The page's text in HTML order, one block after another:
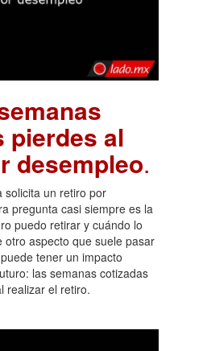
pierdes al
desempleo.
solicita un retiro por
pregunta casi siempre es la
puedo retirar y cuándo lo
otro aspecto que suele pasar
tener un impacto
las semanas cotizadas
realizar el retiro.